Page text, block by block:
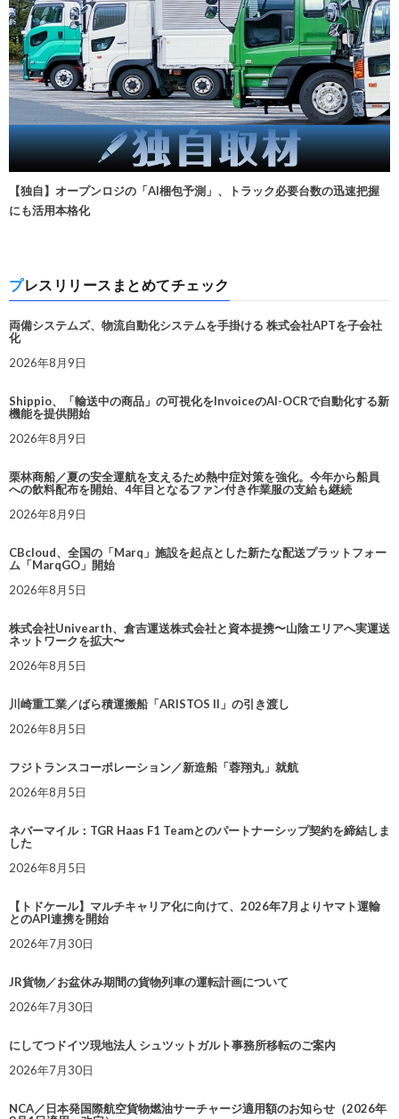
【独自】オープンロジの「AI梱包予測」、トラック必要台数の迅速把握
にも活用本格化
プレスリリースまとめてチェック
両備システムズ、物流自動化システムを手掛ける 株式会社APTを子会社
化
2026年8月9日
Shippio、「輸送中の商品」の可視化をInvoiceのAI-OCRで自動化する新
機能を提供開始
2026年8月9日
栗林商船／夏の安全運航を支えるため熱中症対策を強化。今年から船員
への飲料配布を開始、4年目となるファン付き作業服の支給も継続
2026年8月9日
CBcloud、全国の「Marq」施設を起点とした新たな配送プラットフォー
ム「MarqGO」開始
2026年8月5日
株式会社Univearth、倉吉運送株式会社と資本提携〜山陰エリアへ実運送
ネットワークを拡大〜
2026年8月5日
川崎重工業／ばら積運搬船「ARISTOS II」の引き渡し
2026年8月5日
フジトランスコーポレーション／新造船「蓉翔丸」就航
2026年8月5日
ネバーマイル：TGR Haas F1 Teamとのパートナーシップ契約を締結しま
した
2026年8月5日
【トドケール】マルチキャリア化に向けて、2026年7月よりヤマト運輸
とのAPI連携を開始
2026年7月30日
JR貨物／お盆休み期間の貨物列車の運転計画について
2026年7月30日
にしてつドイツ現地法人 シュツットガルト事務所移転のご案内
2026年7月30日
NCA／日本発国際航空貨物燃油サーチャージ適用額のお知らせ（2026年